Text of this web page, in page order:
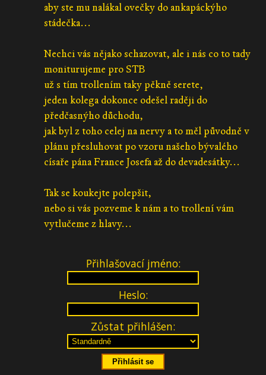
aby ste mu nalákal ovečky do ankapáckýho
stádečka...
Nechci vás nějako schazovat, ale i nás co to tady
moniturujeme pro STB
už s tím trollením taky pěkně serete,
jeden kolega dokonce odešel raději do
předčasnýho důchodu,
jak byl z toho celej na nervy a to měl původně v
plánu přesluhovat po vzoru našeho bývalého
císaře pána France Josefa až do devadesátky...
Tak se koukejte polepšit,
nebo si vás pozveme k nám a to trollení vám
vytlučeme z hlavy...
Přihlašovací jméno:
Heslo:
Zůstat přihlášen: